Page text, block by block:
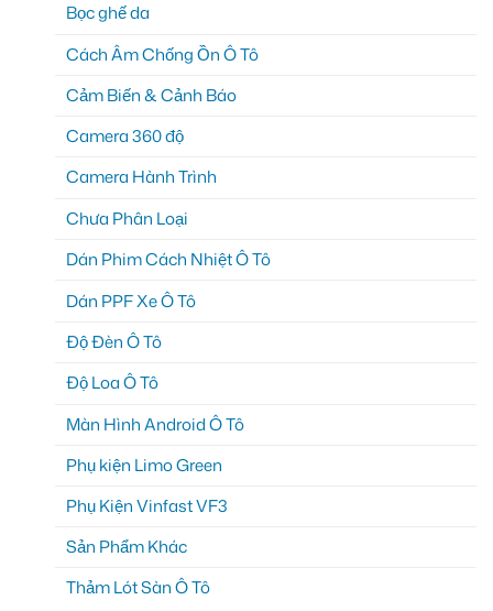
Bọc ghế da
Cách Âm Chống Ồn Ô Tô
Cảm Biến & Cảnh Báo
Camera 360 độ
Camera Hành Trình
Chưa Phân Loại
Dán Phim Cách Nhiệt Ô Tô
Dán PPF Xe Ô Tô
Độ Đèn Ô Tô
Độ Loa Ô Tô
Màn Hình Android Ô Tô
Phụ kiện Limo Green
Phụ Kiện Vinfast VF3
Sản Phẩm Khác
Thảm Lót Sàn Ô Tô